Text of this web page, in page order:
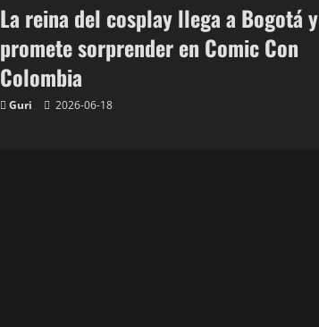
La reina del cosplay llega a Bogotá y
promete sorprender en Comic Con
Colombia
Guri 2026-06-18